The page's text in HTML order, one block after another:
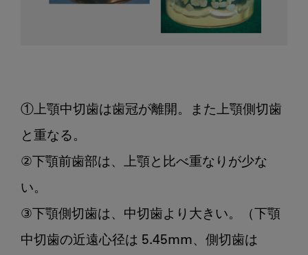
の
較
①上顎中切歯は歯冠が離開。また上顎側切歯
と重なる。
②下顎前歯部は、上顎と比べ重なりが少な
い。
③下顎側切歯は、中切歯より大きい。（下顎
中切歯の近遠心径は 5.45mm、側切歯は